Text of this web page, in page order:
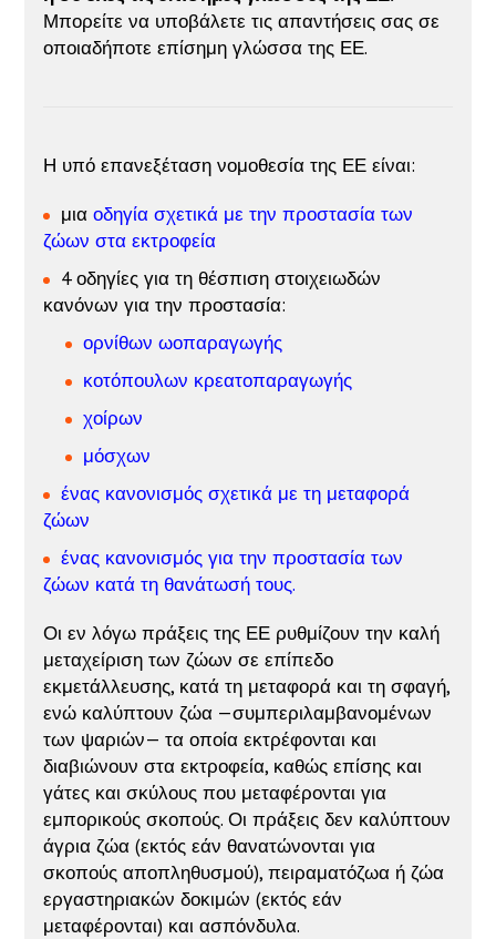
Μπορείτε να υποβάλετε τις απαντήσεις σας σε
οποιαδήποτε επίσημη γλώσσα της ΕΕ.
Η υπό επανεξέταση νομοθεσία της ΕΕ είναι:
μια οδηγία σχετικά με την προστασία των
ζώων στα εκτροφεία
4 οδηγίες για τη θέσπιση στοιχειωδών
κανόνων για την προστασία:
ορνίθων ωοπαραγωγής
κοτόπουλων κρεατοπαραγωγής
χοίρων
μόσχων
ένας κανονισμός σχετικά με τη μεταφορά
ζώων
ένας κανονισμός για την προστασία των
ζώων κατά τη θανάτωσή τους.
Οι εν λόγω πράξεις της ΕΕ ρυθμίζουν την καλή
μεταχείριση των ζώων σε επίπεδο
εκμετάλλευσης, κατά τη μεταφορά και τη σφαγή,
ενώ καλύπτουν ζώα —συμπεριλαμβανομένων
των ψαριών— τα οποία εκτρέφονται και
διαβιώνουν στα εκτροφεία, καθώς επίσης και
γάτες και σκύλους που μεταφέρονται για
εμπορικούς σκοπούς. Οι πράξεις δεν καλύπτουν
άγρια ζώα (εκτός εάν θανατώνονται για
σκοπούς αποπληθυσμού), πειραματόζωα ή ζώα
εργαστηριακών δοκιμών (εκτός εάν
μεταφέρονται) και ασπόνδυλα.